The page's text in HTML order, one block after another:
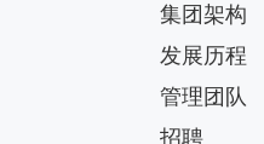
集团架构
发展历程
管理团队
招聘